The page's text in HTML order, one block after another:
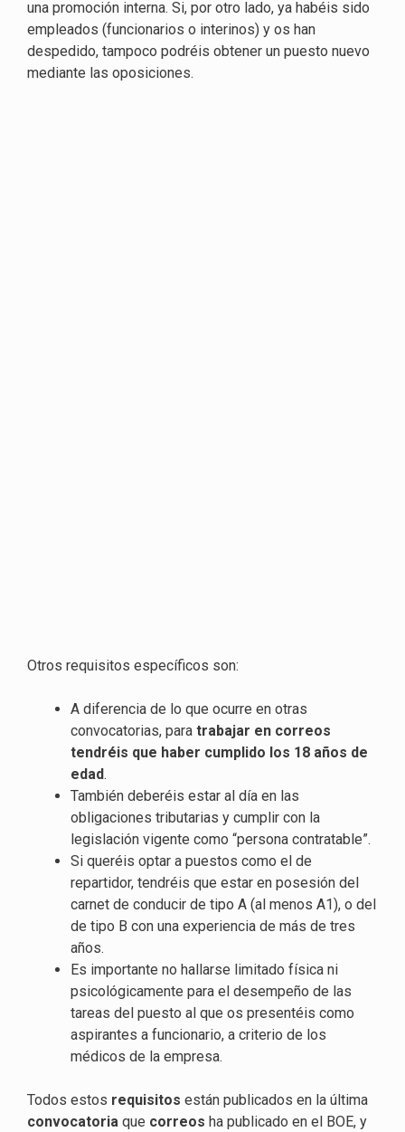
una promoción interna. Si, por otro lado, ya habéis sido
empleados (funcionarios o interinos) y os han
despedido, tampoco podréis obtener un puesto nuevo
mediante las oposiciones.
Otros requisitos específicos son:
A diferencia de lo que ocurre en otras
convocatorias, para trabajar en correos
tendréis que haber cumplido los 18 años de
edad.
También deberéis estar al día en las
obligaciones tributarias y cumplir con la
legislación vigente como “persona contratable”.
Si queréis optar a puestos como el de
repartidor, tendréis que estar en posesión del
carnet de conducir de tipo A (al menos A1), o del
de tipo B con una experiencia de más de tres
años.
Es importante no hallarse limitado física ni
psicológicamente para el desempeño de las
tareas del puesto al que os presentéis como
aspirantes a funcionario, a criterio de los
médicos de la empresa.
Todos estos requisitos están publicados en la última
convocatoria que correos ha publicado en el BOE, y